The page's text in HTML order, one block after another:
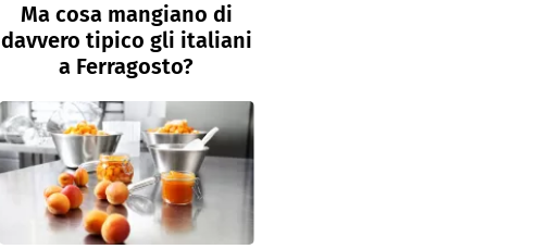
Ma cosa mangiano di
davvero tipico gli italiani
a Ferragosto?